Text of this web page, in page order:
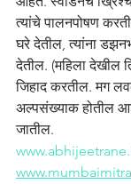
त्यांचे पालनपोषण
घरे देतील, त्यांना
देतील. (महिला देखील
जिहाद करतील. मग
अल्पसंख्याक होतील
जातील.